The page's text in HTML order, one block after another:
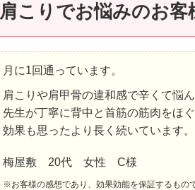
肩こりでお悩みのお客
月に1回通っています。
肩こりや肩甲骨の違和感で辛くて悩ん
先生が丁寧に背中と首筋の筋肉をほ
効果も思ったより長く続いています。
梅屋敷 20代 女性 C様
※お客様の感想であり、効果効能を保証するもの